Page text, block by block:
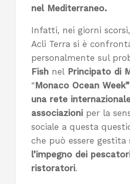
nel Mediterraneo.
Infatti, nei giorni
Acli Terra si è
personalmente sul
Fish nel Principato di
“Monaco Ocean Week”
una rete
associazioni per la
sociale a questa
che può essere gestita
l’impegno dei
ristoratori.